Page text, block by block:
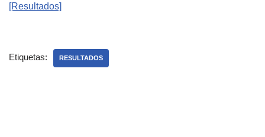
[Resultados]
Etiquetas: RESULTADOS